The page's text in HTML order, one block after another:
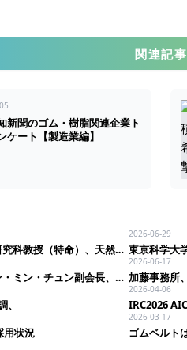
関連記事
新聞のゴム・樹脂関連企業ト
ケート【製造業編】
廣畑伸雄山口大学大学院技術経営研究科教授（特命）、天然ゴム生産地に変化 カンボジア・ミャンマー・ラオスでの生産に注目
2026-06-29
ベトナムゴム協会（VRA）チュオン・ミン・チュン副会長、天然ゴム産地国としての存在価値高めるベトナム
2026-06-17
2026-04-06
用状況
2026-03-17